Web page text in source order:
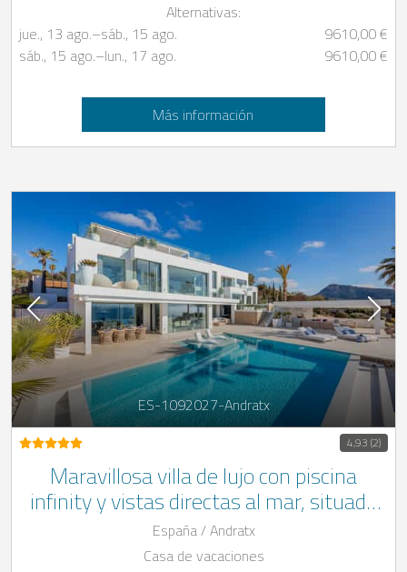
Alternativas:
jue., 13 ago.–sáb., 15 ago.
9610,00 €
sáb., 15 ago.–lun., 17 ago. 9610,00 €
Más información
ES-1092027-Andratx
4,93 (2)
Maravillosa villa de lujo con piscina
infinity y vistas directas al mar, situada
en Andratx, Mallorca.
España / Andratx
Casa de vacaciones